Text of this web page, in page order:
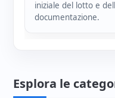
iniziale del lotto e
documentazione.
Esplora le